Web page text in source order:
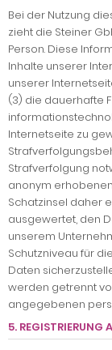
Bei der Nutzung
zieht die Steiner
Person. Diese
Inhalte unserer
unserer
(3) die dauerhafte
Internetseite zu
Strafverfolgung
anonym
Schatzinsel daher
ausgewertet, den
unserem
Schutzniveau für
Daten
werden getrennt
angegebenen
5. REGISTRIERUNG